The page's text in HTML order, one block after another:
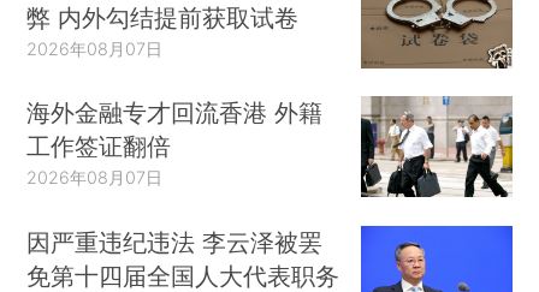
弊 内外勾结提前获取试卷
2026年08月07日
海外金融专才回流香港 外籍
工作签证翻倍
2026年08月07日
因严重违纪违法 李云泽被罢
免第十四届全国人大代表职务